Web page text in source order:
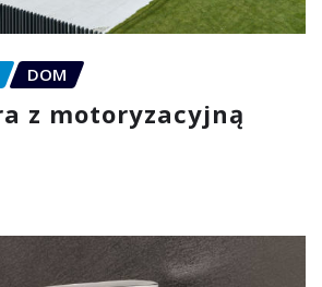
DOM
z motoryzacyjną